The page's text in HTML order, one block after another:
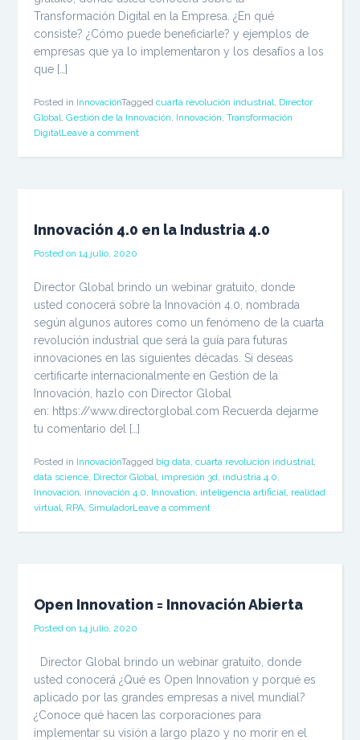
Transformación Digital en la Empresa. ¿En qué
consiste? ¿Cómo puede beneficiarle? y ejemplos de
empresas que ya lo implementaron y los desafíos a los
que […]
Posted in InnovaciónTaggedcuarta revolución industrial Director
Global ,Gestión de la Innovación Innovación ,Transformación
DigitalLeave a comment
Innovación 4.0 en la Industria 4.0
Posted on14 julio, 2020
Director Global brindo un webinar gratuito, donde
usted conocerá sobre la Innovación 4.0, nombrada
según algunos autores como un fenómeno de la cuarta
revolución industrial que será la guía para futuras
innovaciones en las siguientes décadas. Si deseas
certificarte internacionalmente en Gestión de la
Innovación, hazlo con Director Global
en: https://www.directorglobal.com Recuerda dejarme
tu comentario del […]
Posted in InnovaciónTagged big data ,cuarta revolución industrial
data science Director Global impresión 3d industria 4.0
Innovación innovación 4.0 Innovation inteligencia artificial realidad
virtual RPA SimuladorLeave a comment
Open Innovation = Innovación Abierta
Posted on14 julio, 2020
Director Global brindo un webinar gratuito, donde
usted conocerá ¿Qué es Open Innovation y porqué es
aplicado por las grandes empresas a nivel mundial?
¿Conoce qué hacen las corporaciones para
implementar su visión a largo plazo y no morir en el